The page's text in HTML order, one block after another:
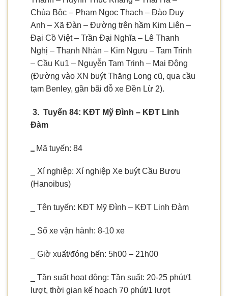
Chùa Bộc – Phạm Ngọc Thạch – Đào Duy
Anh – Xã Đàn – Đường trên hầm Kim Liên –
Đại Cồ Việt – Trần Đại Nghĩa – Lê Thanh
Nghị – Thanh Nhàn – Kim Ngưu – Tam Trinh
– Cầu Ku1 – Nguyễn Tam Trinh – Mai Động
(Đường vào XN buýt Thăng Long cũ, qua cầu
tạm Benley, gần bãi đỗ xe Đền Lừ 2).
3. Tuyến 84: KĐT Mỹ Đình – KĐT Linh
Đàm
Mã tuyến: 84
_ Xí nghiệp: Xí nghiệp Xe buýt Cầu Bươu
(Hanoibus)
_ Tên tuyến: KĐT Mỹ Đình – KĐT Linh Đàm
_ Số xe vận hành: 8-10 xe
_ Giờ xuất/đóng bến: 5h00 – 21h00
_ Tần suất hoạt động: Tần suất: 20-25 phút/1
lượt, thời gian kế hoạch 70 phút/1 lượt